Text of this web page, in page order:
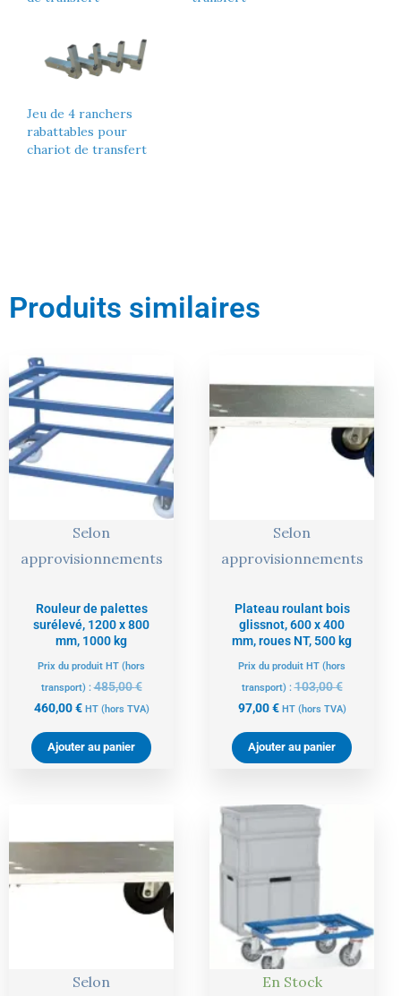
Jeu de 4 ranchers
rabattables pour
chariot de transfert
Produits similaires
Selon
approvisionnements
Rouleur de palettes
surélevé, 1200 x 800
mm, 1000 kg
Prix du produit HT (hors
transport) :485,00€
prix
initial
était :
485,00 €.
460,00€
prix
actuel
est :
460,00 €.
HT (hors TVA)
Ajouter au panier
Selon
approvisionnements
Plateau roulant bois
glissnot, 600 x 400
mm, roues NT, 500 kg
Prix du produit HT (hors
transport) :103,00€
prix
était :
103,00 €.
97,00€
prix
est :
HT (hors TVA)
Ajouter au panier
Selon
initial
était :
96,00 €.
est :
En Stock